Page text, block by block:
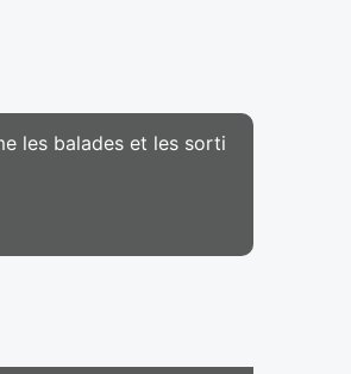
les balades et les sorti